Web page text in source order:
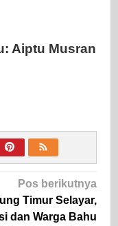
Aiptu Musran
Pos berikutnya
Timur Selayar,
dan Warga Bahu